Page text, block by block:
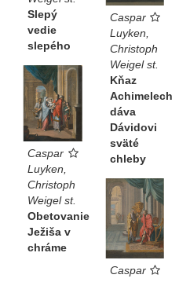
Slepý
vedie
slepého
Caspar
Luyken,
Christoph
Weigel st.
Kňaz
Achimelech
dáva
Dávidovi
sväté
chleby
Caspar
Luyken,
Christoph
Weigel st.
Obetovanie
Ježiša v
chráme
Caspar